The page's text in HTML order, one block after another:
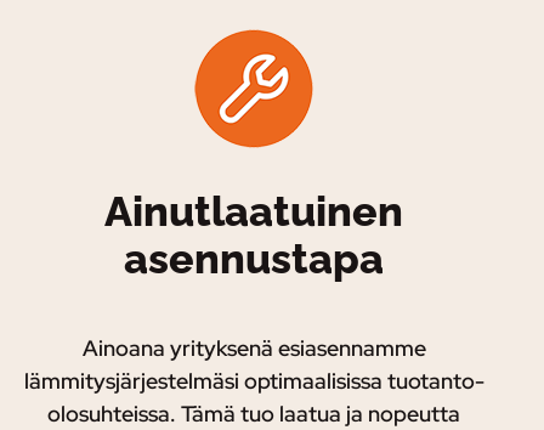
Ainutlaatuinen
asennustapa
Ainoana yrityksenä esiasennamme
lämmitysjärjestelmäsi optimaalisissa tuotanto-
olosuhteissa. Tämä tuo laatua ja nopeutta